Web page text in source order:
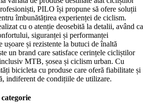
PILO își propune să ofere soluții
îmbunătățirea experienței de ciclism.
cu o atenție deosebită la detalii, având ca
siguranței și performanței
ușoare și rezistente la butuci de înaltă
un brand care satisface cerințele cicliștilor
MTB, șosea și ciclism urban. Cu
bicicleta cu produse care oferă fiabilitate și
indiferent de condițiile de utilizare.